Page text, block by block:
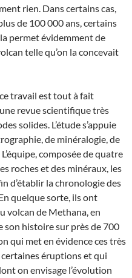
rien. Dans certains cas,
de 100 000 ans, certains
permet évidemment de
telle qu’on la concevait
travail est tout à fait
revue scientifique très
solides. L’étude s’appuie
de minéralogie, de
composée de quatre
roches et des minéraux, les
d’établir la chronologie des
quelque sorte, ils ont
volcan de Methana, en
son histoire sur près de 700
qui met en évidence ces très
éruptions et qui
on envisage l’évolution